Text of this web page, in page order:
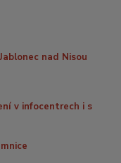
nad Nisou
v infocentrech i s